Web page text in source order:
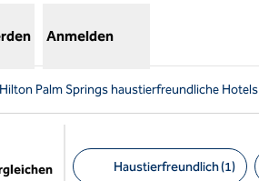
Anmelden
Hilton Palm Springs haustierfreundliche Hotels
Haustierfreundlich (1)